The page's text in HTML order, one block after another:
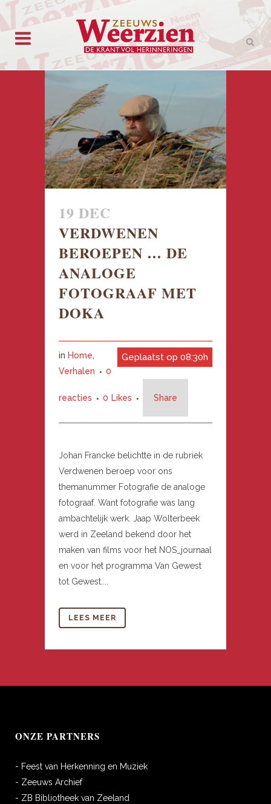
19 DEC
VERDWENEN
BEROEPEN … DE
ANALOGE
FOTOGRAAF MET
DOKA
Geplaatst op 08:30h
in Home,
Verhalen
0
reacties 0 Likes Share
Johan Francke belichtte in de rubriek
Verdwenen beroep voor ons
themanummer Fotografie de analoge
fotograaf. Want fotografie was lang
ambachtelijk werk. Jaap Wolterbeek
werd in Zeeland bekend door het
maken van films voor het NOS_journaal
en voor het programma Van Gewest
tot Gewest....
LEES MEER
ONZE PARTNERS
- Feest van Herkenning en Muziek
- Zeeuws Archief
- ZB Bibliotheek van Zeeland